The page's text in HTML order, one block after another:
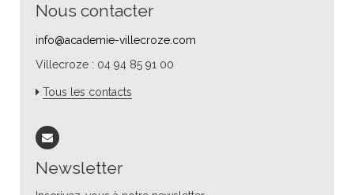
Nous contacter
info@academie-villecroze.com
Villecroze : 04 94 85 91 00
Tous les contacts
Newsletter